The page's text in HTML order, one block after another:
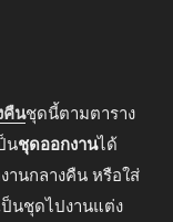
คืนชุดนี้ตามตาราง
นชุดออกงานได้
านกลางคืน หรือใส่
ป็นชุดไปงานแต่ง